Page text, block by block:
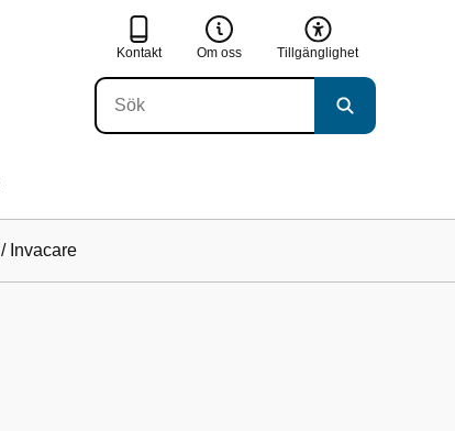
Kontakt Om oss Tillgänglighet
/ Invacare